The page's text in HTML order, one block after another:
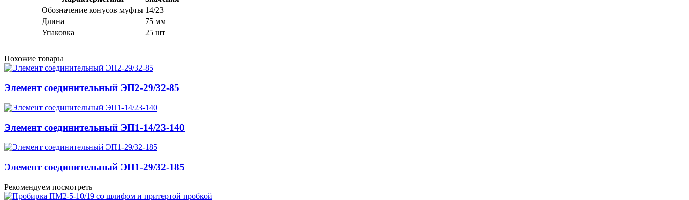
Обозначение конусов муфты 14/23
Длина
75 мм
Упаковка
25 шт
Похожие товары
Элемент соединительный ЭП2-29/32-85
Элемент соединительный ЭП1-14/23-140
Элемент соединительный ЭП1-29/32-185
Рекомендуем посмотреть